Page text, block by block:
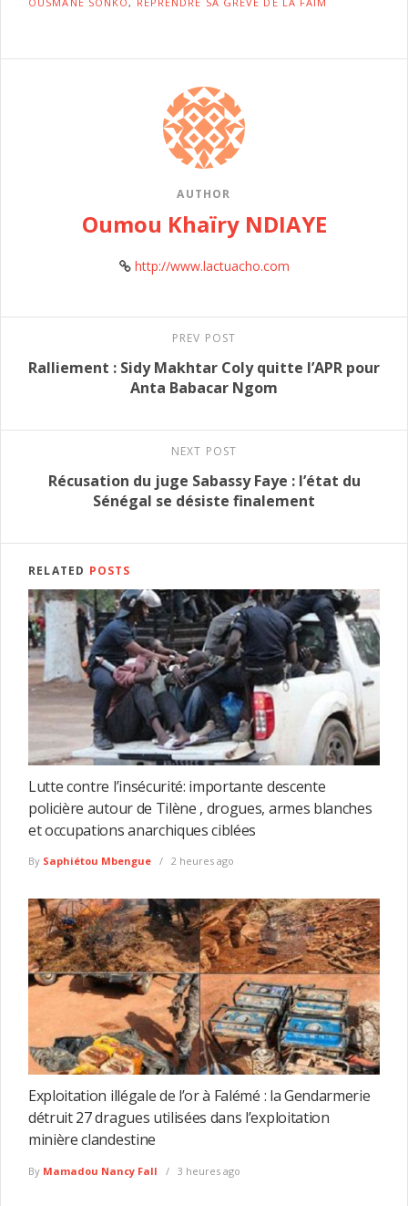
AUTHOR
Oumou Khaïry NDIAYE
http://www.lactuacho.com
PREV POST
Ralliement : Sidy Makhtar Coly quitte l’APR pour
Anta Babacar Ngom
NEXT POST
Récusation du juge Sabassy Faye : l’état du
Sénégal se désiste finalement
RELATED POSTS
Lutte contre l’insécurité: importante descente
policière autour de Tilène , drogues, armes blanches
et occupations anarchiques ciblées
By Saphiétou Mbengue 2 heures ago
Exploitation illégale de l’or à Falémé : la Gendarmerie
détruit 27 dragues utilisées dans l’exploitation
minière clandestine
By Mamadou Nancy Fall 3 heures ago